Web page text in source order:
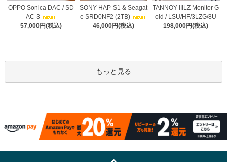
OPPO Sonica DAC / SD
AC-3
57,000円(税込)
SONY HAP-S1 & Seagat
e SRD0NF2 (2TB)
46,000円(税込)
TANNOY IIILZ Monitor G
old / LSU/HF/3LZG/8U
198,000円(税込)
もっと見る